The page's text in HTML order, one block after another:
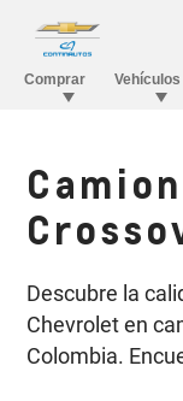
Descubre la
Chevrolet en
Colombia.